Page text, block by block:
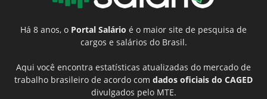
Há 8 anos, o Portal Salário é o maior site de pesquisa de
cargos e salários do Brasil.
Aqui você encontra estatísticas atualizadas do mercado de
trabalho brasileiro de acordo com dados oficiais do CAGED
divulgados pelo MTE.